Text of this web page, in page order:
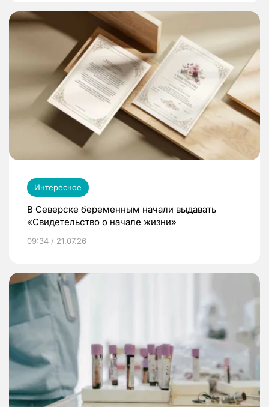
Интересное
В Северске беременным начали выдавать
«Свидетельство о начале жизни»
09:34 / 21.07.26